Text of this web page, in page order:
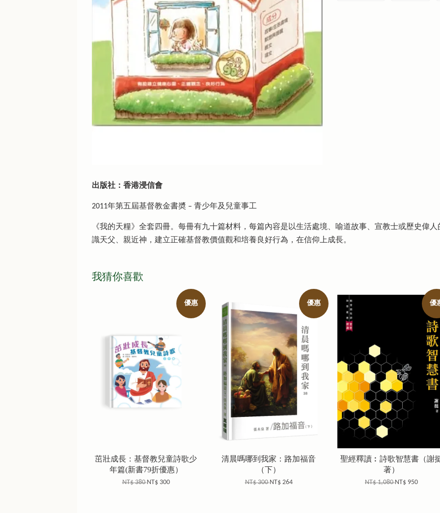
出版社：香港浸信會
2011年第五屆基督教金書奬 – 青少年及兒童事工
《我的天糧》全套四冊。每冊有九十篇材料，每篇內容是以生活處境、喻道故事、宣教士或歷史偉
識天父、親近神，建立正確基督教價值觀和培養良好行為，在信仰上成長。
我猜你喜歡
優惠
茁壯成長：基督教兒童詩歌少
年篇(新書79折優惠）
NT$ 380NT$ 300
優惠
清晨嗎哪到我家：路加福音
（下）
NT$ 300NT$ 264
優
聖經釋讀︰詩歌智慧書（謝
著）
NT$ 1,080NT$ 950